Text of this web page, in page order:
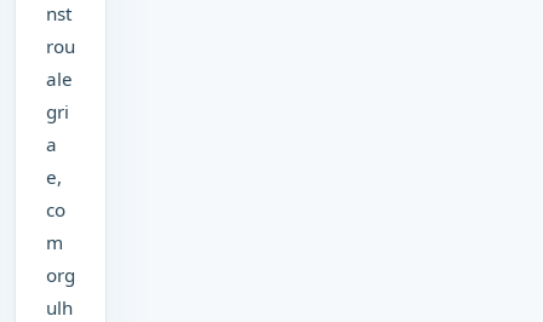
nst
rou
ale
gri
a
e,
co
m
org
ulh